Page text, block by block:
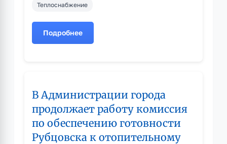
Теплоснабжение
Подробнее
о
оценке
готовности
отопительному
сезону
В Администрации города
продолжает работу комиссия
по обеспечению готовности
Рубцовска к отопительному